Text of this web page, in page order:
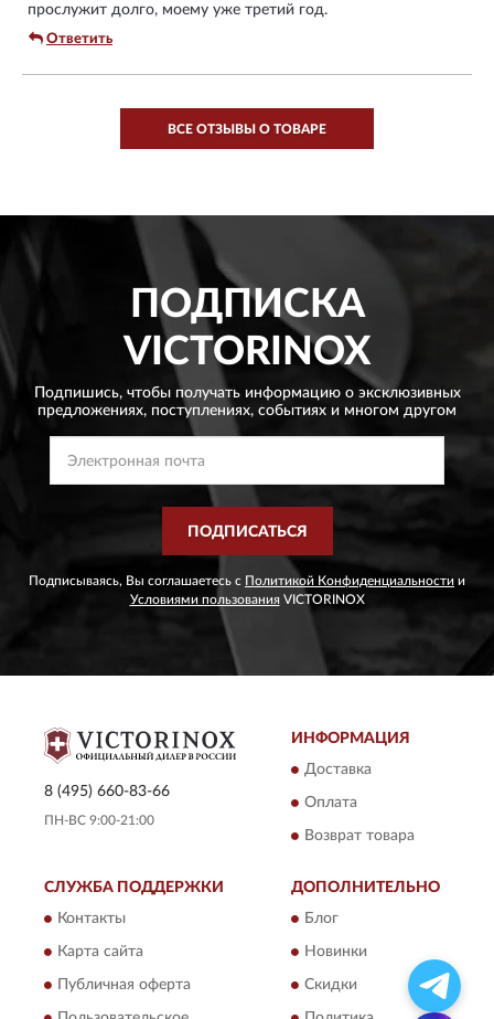
прослужит долго, моему уже третий год.
Ответить
ВСЕ ОТЗЫВЫ О ТОВАРЕ
ПОДПИСКА
VICTORINOX
Подпишись, чтобы получать информацию о эксклюзивных
предложениях, поступлениях, событиях и многом другом
ПОДПИСАТЬСЯ
Подписываясь, Вы соглашаетесь с Политикой Конфиденциальности и
Условиями пользованияVICTORINOX
8 (495) 660-83-66
ПН-ВС 9:00-21:00
ИНФОРМАЦИЯ
Доставка
Оплата
Возврат товара
СЛУЖБА ПОДДЕРЖКИ
Контакты
Карта сайта
Публичная оферта
ДОПОЛНИТЕЛЬНО
Блог
Новинки
Скидки